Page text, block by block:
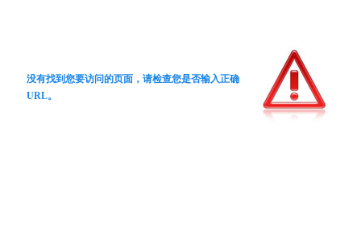
没有找到您要访问的页面，请检查您是否输入正确
URL。